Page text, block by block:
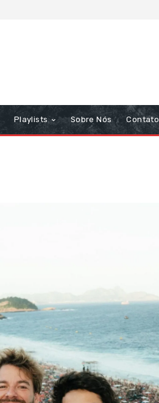
Playlists Sobre Nós Contato